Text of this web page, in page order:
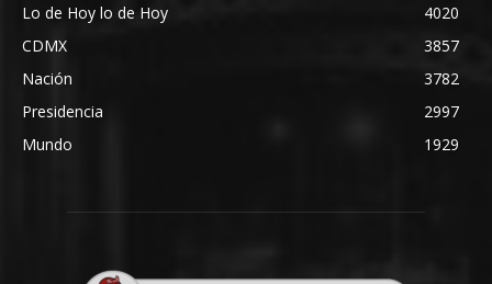
Lo de Hoy lo de Hoy
4020
CDMX
3857
Nación
3782
Presidencia
2997
Mundo
1929